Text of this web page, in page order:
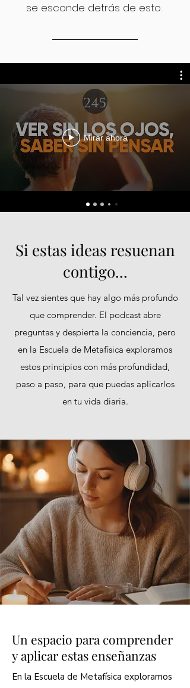
se esconde detrás de esto.
Mirar ahora
Si estas ideas resuenan
contigo...
Tal vez sientes que hay algo más profundo
que comprender. El podcast abre
preguntas y despierta la conciencia, pero
en la Escuela de Metafísica exploramos
estos principios con más profundidad,
paso a paso, para que puedas aplicarlos
en tu vida diaria.
Un espacio para comprender
y aplicar estas enseñanzas
En la Escuela de Metafísica exploramos